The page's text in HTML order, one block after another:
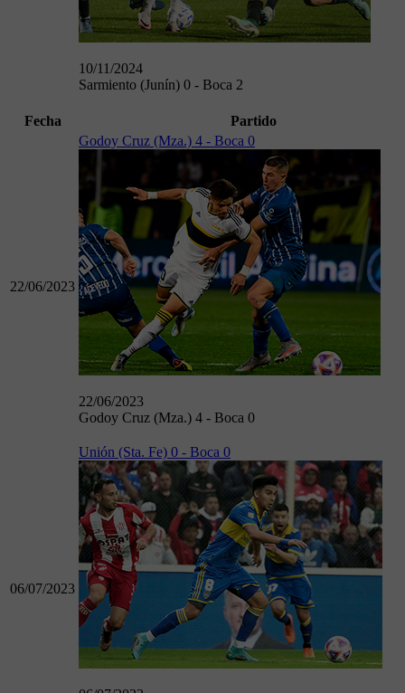
10/11/2024
Sarmiento (Junín) 0 - Boca 2
Fecha Partido
22/06/2023
Godoy Cruz (Mza.) 4 - Boca 0
22/06/2023
Godoy Cruz (Mza.) 4 - Boca 0
06/07/2023
Unión (Sta. Fe) 0 - Boca 0